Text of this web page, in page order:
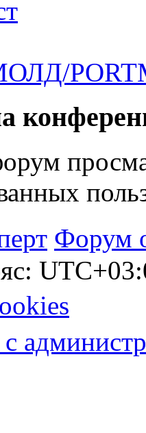
Форум
с